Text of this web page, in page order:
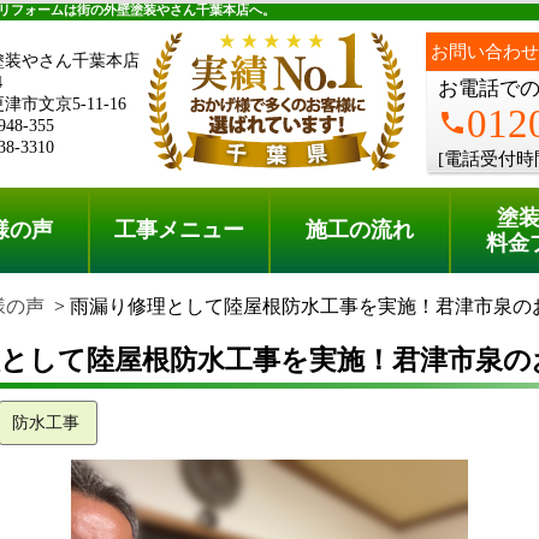
ォームは街の外壁塗装やさん千葉本店へ。
装やさん千葉本店
市文京5-11-16
355
3310
お問い合わせ
お電話で
phone
[電話受付時
料金プラン 無料点検
の声 工事メニュー 施工の流れ
塗
料金
の声 雨漏り修理として陸屋根防水工事を実施！君津市泉の
して陸屋根防水工事を実施！君津市泉
防水工事